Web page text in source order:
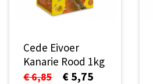
Cede Eivoer
Kanarie Rood 1kg
€ 6,85 € 5,75